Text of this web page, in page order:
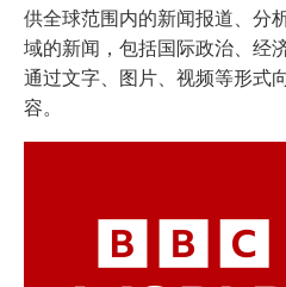
供全球范围内的新闻报道、分
域的新闻，包括国际政治、经
通过文字、图片、视频等形式
容。